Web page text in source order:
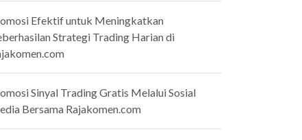
Efektif untuk Meningkatkan
Strategi Trading Harian di
Sinyal Trading Gratis Melalui Sosial
Bersama Rajakomen.com